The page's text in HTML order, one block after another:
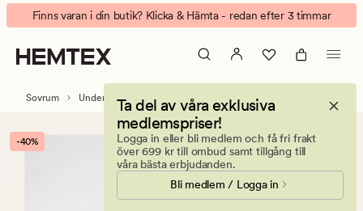
Jersey
dra-
på-
lakan
Animerad
banner.
Klicka
på
att
pausa.
Finns varan i din butik? Klicka & Hämta - redan efter 3 timmar
Ta del av våra exklusiva
medlemspriser!
Logga in eller bli medlem och få fri frakt
över 699 kr till ombud samt tillgång till
våra bästa erbjudanden.
Bli medlem / Logga in
Sovrum Underlakan Dra på lakan
-40%